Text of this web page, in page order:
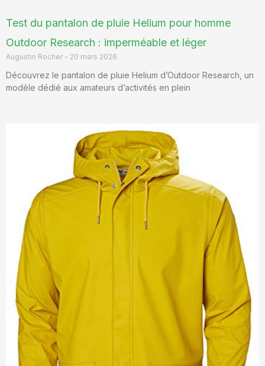
Test du pantalon de pluie Helium pour homme
Outdoor Research : imperméable et léger
Augustin Rocher 20 mars 2026
Découvrez le pantalon de pluie Helium d’Outdoor Research, un
modèle dédié aux amateurs d’activités en plein